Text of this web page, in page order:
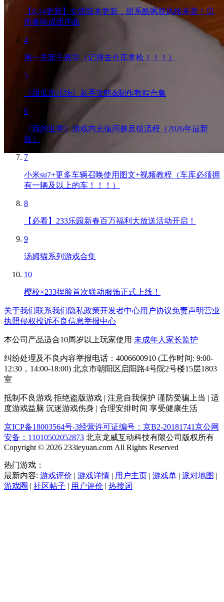
【8.14更新】女团版本更新，甜系酷飒双风格来袭！贝
斯奏响成团序曲
4
第一关新手教学（记得去仓库拿枪！！！）
5
《甜瓜游乐场》新手攻略&制作教程合集
6
《我的世界》游戏内充值问题反馈流程（2026年最新
版）
7
小米su7+更多车辆召唤使用图文+视频教程（车库必须拥
有一辆及以上的车！！！）
8
【必看】233乐园新春百万福利大放送活动开启！
9
汤姆猫系列游戏合集
10
樱校×233捏脸首次联动服饰正式上线！
关于我们联系我们隐私政策开发者中心用户协议免责声明营业
执照侵权投诉不良信息举报中心
本公司产品适合10周岁以上玩家使用 未成年人家长监护
纠纷处理及不良内容举报电话：4006600910 (工作时间: 9:00-
12:30，14:00-18:00) 北京市朝阳区启阳路4号院2号楼15层1803
室
抵制不良游戏 拒绝盗版游戏 | 注意自我保护 谨防受骗上当 | 适
度游戏益脑 沉迷游戏伤身 | 合理安排时间 享受健康生活
京ICP备18003564号-3经营许可证编号：京B2-20181741京公网
安备：11010502052873 北京龙威互动科技有限公司版权所有
Copyright © 2026 233leyuan.com All Rights Reserved
热门游戏：
最新内容: 游戏评价 | 游戏详情 | 用户主页 | 游戏单 | 派对地图 |
游戏圈 | 社区帖子 | 用户评价 | 热搜词